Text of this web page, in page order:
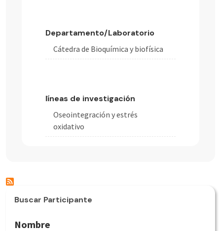
Departamento/Laboratorio
Cátedra de Bioquímica y biofísica
líneas de investigación
Oseointegración y estrés
oxidativo
Buscar Participante
Nombre